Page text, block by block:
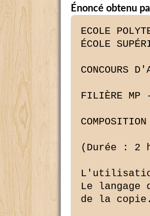
Énoncé obtenu
ECOLE
ÉCOLE
CONCOURS
FILIÈRE MP
(Durée : 2
Le
de la copie.